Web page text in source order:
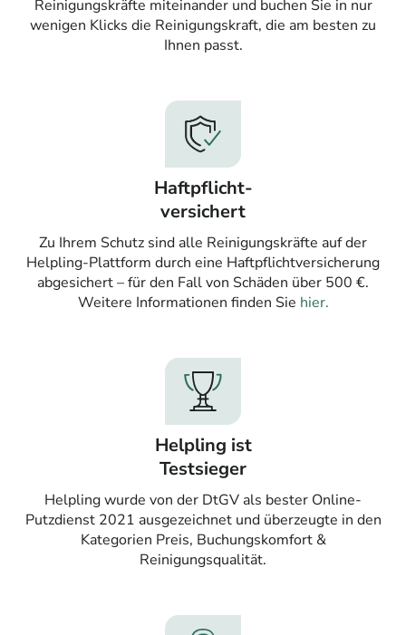
Reinigungskräfte miteinander und buchen Sie in nur
wenigen Klicks die Reinigungskraft, die am besten zu
Ihnen passt.
Haftpflicht-
versichert
Zu Ihrem Schutz sind alle Reinigungskräfte auf der
Helpling-Plattform durch eine Haftpflichtversicherung
abgesichert – für den Fall von Schäden über 500 €.
Weitere Informationen finden Sie hier.
Helpling ist
Testsieger
Helpling wurde von der DtGV als bester Online-
Putzdienst 2021 ausgezeichnet und überzeugte in den
Kategorien Preis, Buchungskomfort &
Reinigungsqualität.